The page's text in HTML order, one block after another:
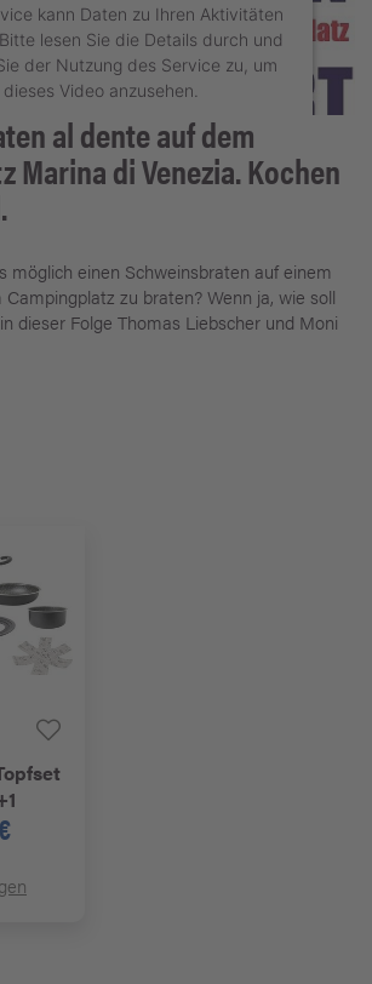
kann Daten zu Ihren Aktivitäten
lesen Sie die Details durch und
der Nutzung des Service zu, um
dieses Video anzusehen.
Mehr Informationen
Management Platform
al dente auf dem
Marina di Venezia. Kochen
möglich einen Schweinsbraten auf einem
zu braten? Wenn ja, wie soll
dieser Folge Thomas Liebscher und Moni